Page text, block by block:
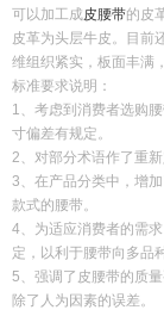
可以加工成皮腰带的皮
皮革为头层牛皮。目前
维组织紧实，板面丰满
标准要求说明：
1、考虑到消费者选购
寸偏差有规定。
2、对部分术语作了重
3、在产品分类中，增
款式的腰带。
4、为适应消费者的需
定，以利于腰带向多品
5、强调了皮腰带的质
除了人为因素的误差。